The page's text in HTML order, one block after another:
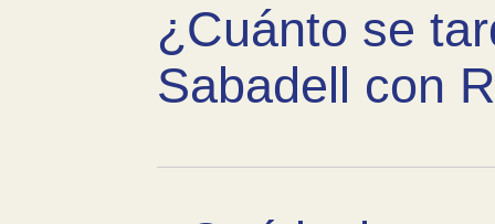
¿Cuánto se
Sabadell con